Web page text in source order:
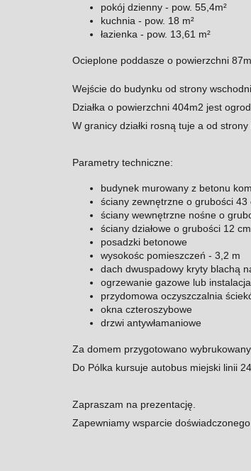
pokój dzienny - pow. 55,4m²
kuchnia - pow. 18 m²
łazienka - pow. 13,61 m²
Ocieplone poddasze o powierzchni
Wejście do budynku od strony
Działka o powierzchni 404m2 jest
W granicy działki rosną tuje a od
Parametry techniczne:
budynek murowany z betonu
ściany zewnętrzne o grubości 43
ściany wewnętrzne nośne o
ściany działowe o grubości 12 cm
posadzki betonowe
wysokośc pomieszczeń - 3,2 m
dach dwuspadowy kryty blachą
ogrzewanie gazowe lub
przydomowa oczyszczalnia
okna czteroszybowe
drzwi antywłamaniowe
Za domem przygotowano
Do Pólka kursuje autobus miejski linii 24.
Zapraszam na prezentację.
Zapewniamy wsparcie